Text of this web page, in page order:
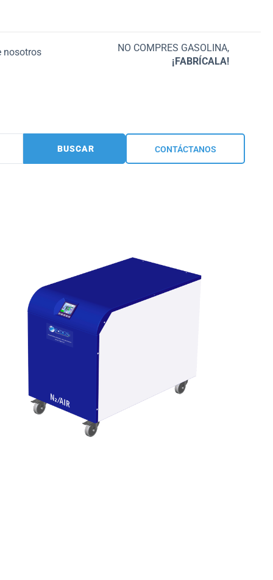
nosotros
NO COMPRES GASOLINA,
¡FABRÍCALA!
BUSCAR CONTÁCTANOS